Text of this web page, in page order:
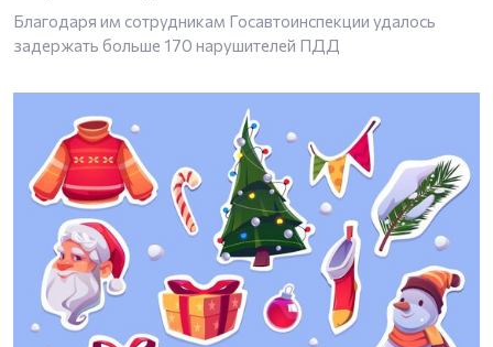
Благодаря им сотрудникам Госавтоинспекции удалось
задержать больше 170 нарушителей ПДД